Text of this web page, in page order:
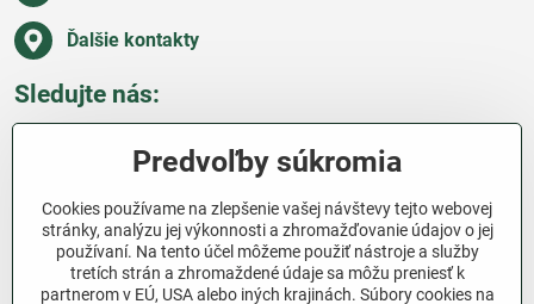
Ďalšie kontakty
Sledujte nás:
Všetko o nákupe
Ďakujeme za podporu
Predvoľby súkromia
Cookies používame na zlepšenie vašej návštevy tejto webovej
stránky, analýzu jej výkonnosti a zhromažďovanie údajov o jej
používaní. Na tento účel môžeme použiť nástroje a služby
tretích strán a zhromaždené údaje sa môžu preniesť k
partnerom v EÚ, USA alebo iných krajinách. Súbory cookies na